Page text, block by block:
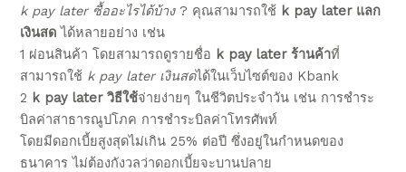
k pay later ซื้ออะไรได้บ้าง? คุณสามารถใช้ k pay later แลก
เงินสด ได้หลายอย่าง เช่น
1 ผ่อนสินค้า โดยสามารถดูรายชื่อ k pay later ร้านค้าที่
สามารถใช้ k pay later เงินสดได้ในเว็บไซต์ของ Kbank
2 k pay later วิธีใช้จ่ายง่ายๆ ในชีวิตประจำวัน เช่น การชำระ
บิลค่าสาธารณูปโภค การชำระบิลค่าโทรศัพท์
โดยมีดอกเบี้ยสูงสุดไม่เกิน 25% ต่อปี ซึ่งอยู่ในกำหนดของ
ธนาคาร ไม่ต้องกังวลว่าดอกเบี้ยจะบานปลาย